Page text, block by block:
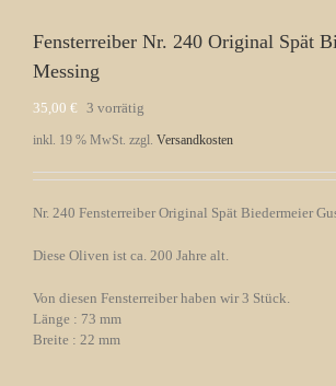
Fensterreiber Nr. 240 Original Spät
Messing
35,00 € 3 vorrätig
inkl. 19 % MwSt. zzgl. Versandkosten
Nr. 240 Fensterreiber Original Spät Biedermeier
Diese Oliven ist ca. 200 Jahre alt.
Von diesen Fensterreiber haben wir 3 Stück.
Länge : 73 mm
Breite : 22 mm